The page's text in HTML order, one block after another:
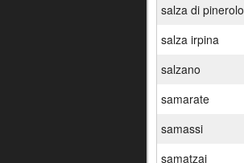
salza di pinerolo
salza irpina
salzano
samarate
samassi
samatzai